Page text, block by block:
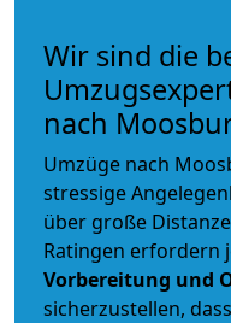
Wir sind die
nach
Umzüge nach
stressige
über große
Ratingen erfordern
Vorbereitung und
sicherzustellen,